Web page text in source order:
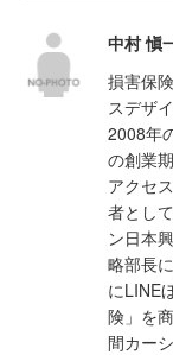
中村 愼
損害保
スデザ
2008年
の創業
アクセ
者とし
ン日本
略部長
にLINE
険」を
間カー